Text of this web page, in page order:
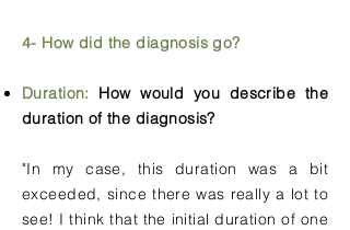
4- How did the diagnosis go?
Duration: How would you describe the
duration of the diagnosis?
"In my case, this duration was a bit
exceeded, since there was really a lot to
see! I think that the initial duration of one